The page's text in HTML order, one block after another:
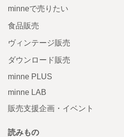
minneで売りたい
食品販売
ヴィンテージ販売
ダウンロード販売
minne PLUS
minne LAB
販売支援企画・イベント
読みもの